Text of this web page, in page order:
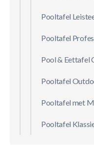
Pooltafel
Pooltafel
Pool & Eettafel
Pooltafel
Pooltafel met
Pooltafel